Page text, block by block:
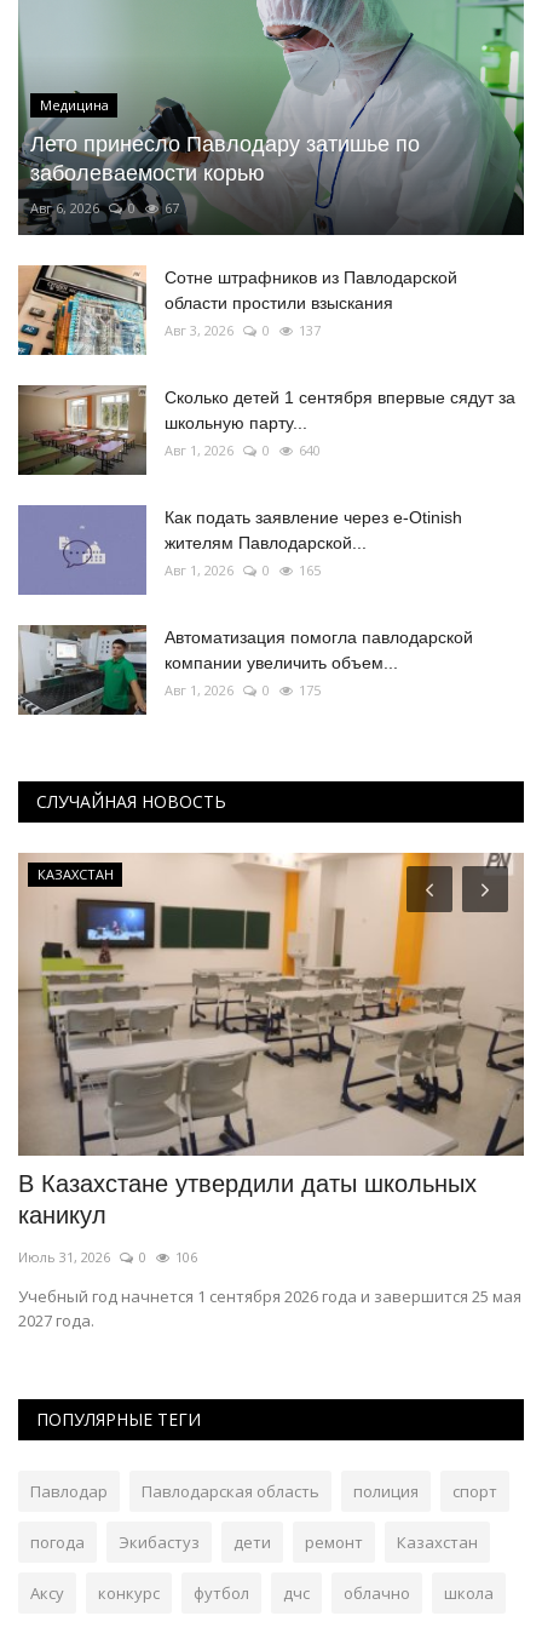
Медицина
Лето принесло Павлодару затишье по
заболеваемости корью
Авг 6, 2026 0 67
Сотне штрафников из Павлодарской
области простили взыскания
Авг 3, 2026 0 137
Сколько детей 1 сентября впервые сядут за
школьную парту...
Авг 1, 2026 0 640
Как подать заявление через e-Otinish
жителям Павлодарской...
Авг 1, 2026 0 165
Автоматизация помогла павлодарской
компании увеличить объем...
Авг 1, 2026 0 175
СЛУЧАЙНАЯ НОВОСТЬ
КАЗАХСТАН
В Казахстане утвердили даты школьных
каникул
Июль 31, 2026 0 106
Учебный год начнется 1 сентября 2026 года и завершится 25 мая
2027 года.
ПОПУЛЯРНЫЕ ТЕГИ
Павлодар Павлодарская область полиция спорт
погода Экибастуз дети ремонт Казахстан
Аксу конкурс футбол дчс облачно школа